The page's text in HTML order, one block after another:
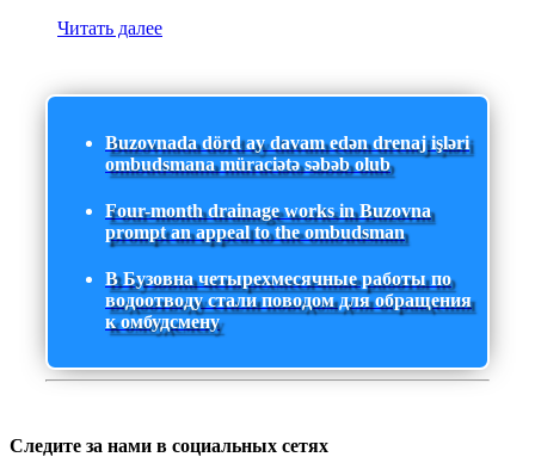
Читать далее
Buzovnada dörd ay davam edən drenaj işləri
ombudsmana müraciətə səbəb olub
Four-month drainage works in Buzovna
prompt an appeal to the ombudsman
В Бузовна четырехмесячные работы по
водоотводу стали поводом для обращения
к омбудсмену
Следите за нами в социальных сетях